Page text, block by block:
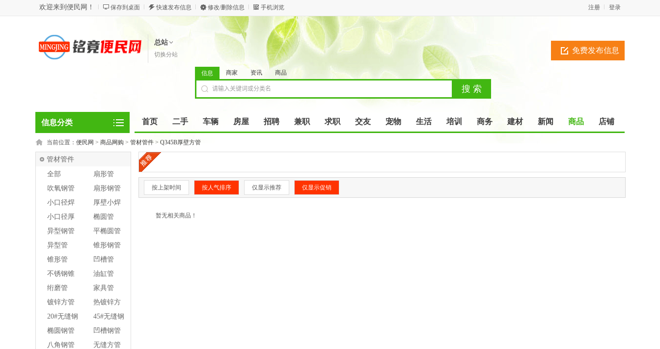
欢迎来到便民网！ 保存到桌面 快速发布信息 修改/删除信息 手机浏览 登录
注册
总站
切换分站 免费发布信息
信息 商家 资讯 商品
信息分类 首页 二手 车辆 房屋 招聘 兼职 求职 交友 宠物 生活 培训 商务 建材 新闻 商品 店铺
当前位置： 便民网 > 商品网购 > 管材管件 > Q345B厚壁方管
管材管件
全部
扇形管
吹氧钢管
扇形钢管
小口径焊
管
厚壁小焊
管
小口径厚
壁焊管
椭圆管
异型钢管
平椭圆管
异型管
锥形钢管
锥形管
凹槽管
不锈钢锥
形钢管
油缸管
绗磨管
家具管
镀锌方管
热镀锌方
管
20#无缝钢
管
45#无缝钢
管
椭圆钢管
凹槽钢管
八角钢管
无缝方管
按上架时间 按人气排序 仅显示推荐 仅显示促销
暂无相关商品！